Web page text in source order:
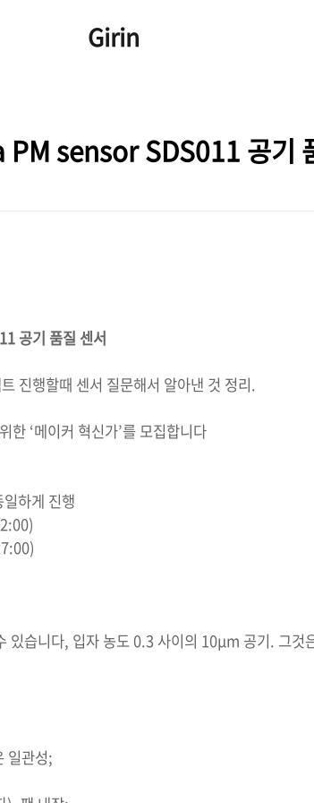
Girin
PM sensor SDS011 공기
공기 품질 센서
진행할때 센서 질문해서 알아낸 것 정리.
‘메이커 혁신가’를 모집합니다
하게 진행
있습니다, 입자 농도 0.3 사이의 10μm 공기. 그것
일관성;